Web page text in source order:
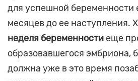
для успешной беременности
месяцев до ее наступления.
неделя беременности еще
образовавшегося эмбриона,
должна уже в это время